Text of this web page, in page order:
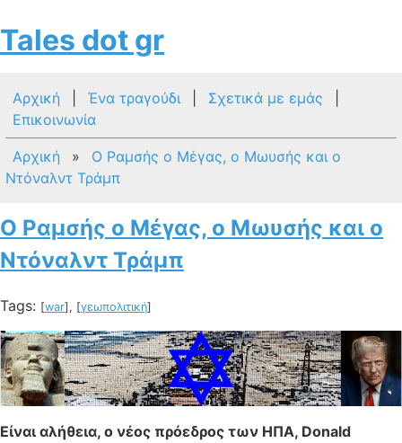
Tales dot gr
Αρχική Ένα τραγούδι Σχετικά με εμάς
Επικοινωνία
Αρχική »
Ο Ραμσής ο Μέγας, ο Μωυσής και ο
Ντόναλντ Τράμπ
Ο Ραμσής ο Μέγας, ο Μωυσής και ο
Ντόναλντ Τράμπ
Tags: [war], [γεωπολιτική]
Είναι αλήθεια, ο νέος πρόεδρος των ΗΠΑ, Donald